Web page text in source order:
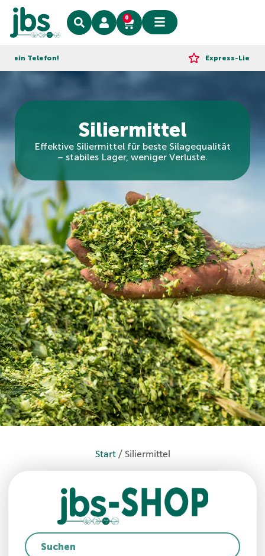
0
Telefon! Express-Lieferung!
Siliermittel
Effektive Siliermittel für beste Silagequalität
– stabiles Lager, weniger Verluste.
Start/ Siliermittel